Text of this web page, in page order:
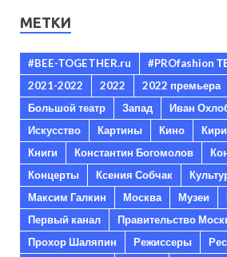
МЕТКИ
#BEE-TOGETHER.ru
#PROfashion
2021-2022
2022 2022 премьера
Большой театр
Запад
Иван
Искусство
Картины Кино
Книги
Константин Богомолов
Концерты
Ксения Собчак
Максим Галкин
Москва Музеи
Первый канал
Правительство
Прохор Шаляпин
Режиссеры